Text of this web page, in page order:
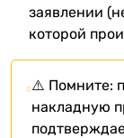
заявлении
которой
⚠️ Помните:
накладную